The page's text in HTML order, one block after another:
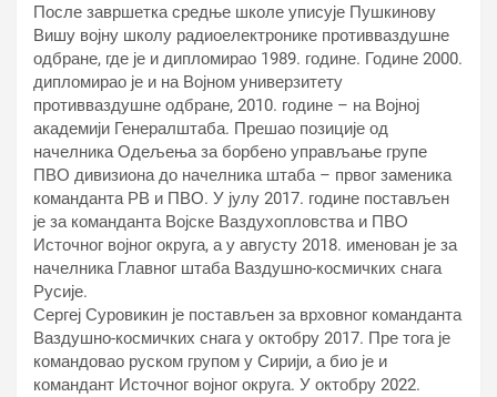
После завршетка средње школе уписује Пушкинову
Вишу војну школу радиоелектронике противваздушне
одбране, где је и дипломирао 1989. године. Године 2000.
дипломирао је и на Војном универзитету
противваздушне одбране, 2010. године – на Војној
академији Генералштаба. Прешао позиције од
начелника Одељења за борбено управљање групе
ПВО дивизиона до начелника штаба – првог заменика
команданта РВ и ПВО. У јулу 2017. године постављен
је за команданта Војске Ваздухопловства и ПВО
Источног војног округа, а у августу 2018. именован је за
начелника Главног штаба Ваздушно-космичких снага
Русије.
Сергеј Суровикин је постављен за врховног команданта
Ваздушно-космичких снага у октобру 2017. Пре тога је
командовао руском групом у Сирији, а био је и
командант Источног војног округа. У октобру 2022.